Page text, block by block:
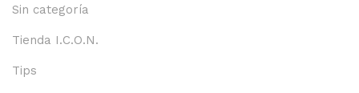
Sin categoría
Tienda I.C.O.N.
Tips